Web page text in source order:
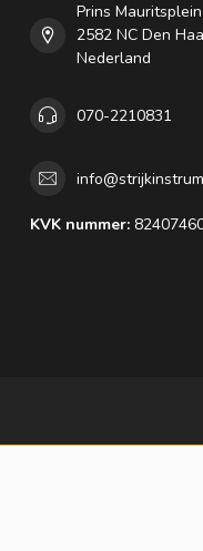
Prins
2582 NC Den
Nederland
070-2210831
KVK nummer: